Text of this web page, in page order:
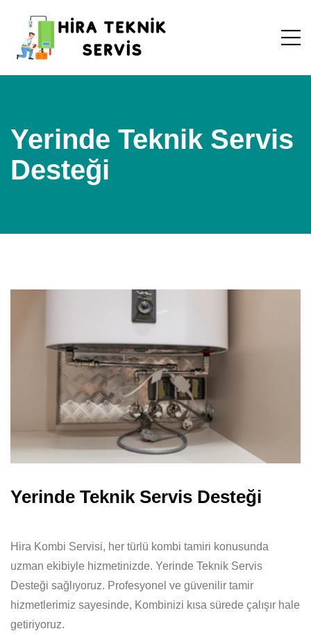
Yerinde Teknik Servis
Desteği
Yerinde Teknik Servis Desteği
Hira Kombi Servisi, her türlü kombi tamiri konusunda
uzman ekibiyle hizmetinizde. Yerinde Teknik Servis
Desteği sağlıyoruz. Profesyonel ve güvenilir tamir
hizmetlerimiz sayesinde, Kombinizi kısa sürede çalışır hale
getiriyoruz.